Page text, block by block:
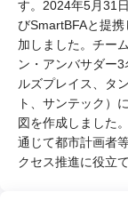
す。2024年5月31
びSmartBFAと提
加しました。チー
ン・アンバサダー
ルズプレイス、タ
ト、サンテック）
図を作成しました
通じて都市計画者
クセス推進に役立